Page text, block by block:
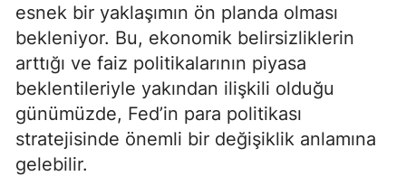
esnek bir yaklaşımın ön planda olması
bekleniyor. Bu, ekonomik belirsizliklerin
arttığı ve faiz politikalarının piyasa
beklentileriyle yakından ilişkili olduğu
günümüzde, Fed’in para politikası
stratejisinde önemli bir değişiklik anlamına
gelebilir.